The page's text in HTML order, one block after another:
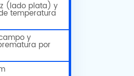
(lado plata) y
temperatura
y
por